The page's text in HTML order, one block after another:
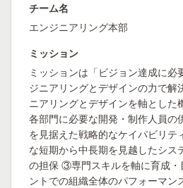
チーム名
エンジニアリング本部
ミッション
ミッションは「ビジョン達成に必
ジニアリングとデザインの力で解
ニアリングとデザインを軸とし
各部門に必要な開発・制作人員の
を見据えた戦略的なケイパビリ
な短期から中長期を見越したシス
の担保 ③専門スキルを軸に育成・
ントでの組織全体のパフォーマ